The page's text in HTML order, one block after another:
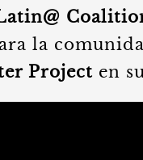
la
Project en